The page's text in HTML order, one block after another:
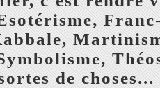
de choses...